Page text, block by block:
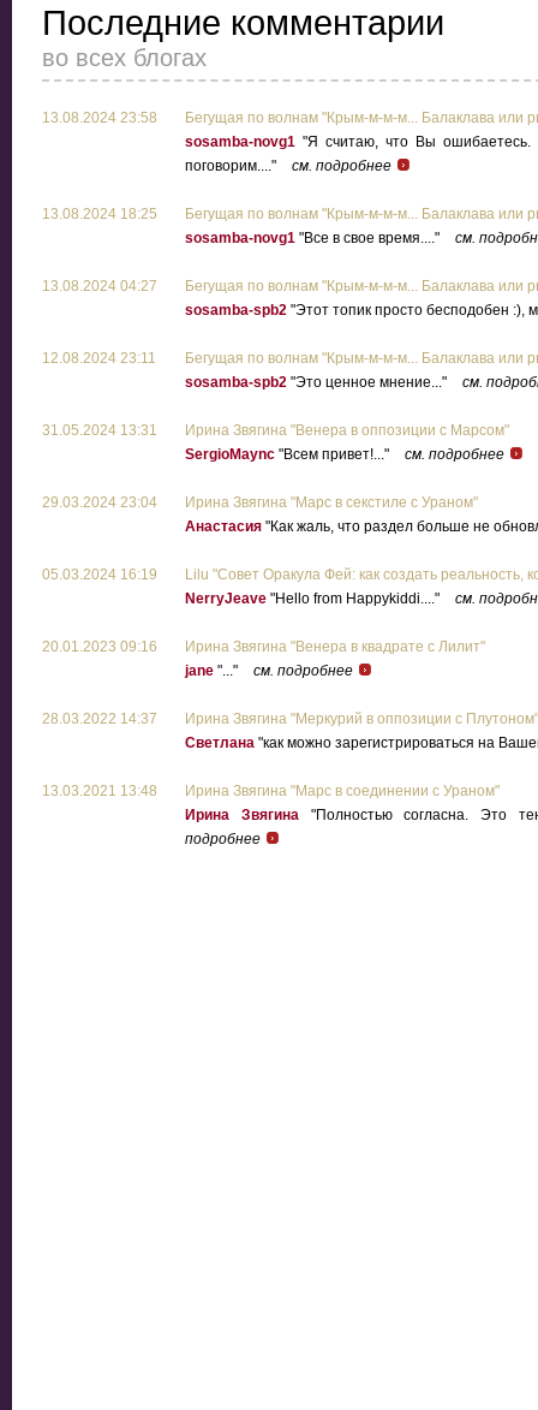
Последние комментарии
во всех блогах
13.08.2024 23:58
Бегущая по волнам "Крым-м-м-м... Балаклава или
sosamba-novg1 "Я считаю, что Вы
поговорим...."
см. подробнее
13.08.2024 18:25
Бегущая по волнам "Крым-м-м-м... Балаклава или
sosamba-novg1 "Все в свое время...." см.
13.08.2024 04:27
Бегущая по волнам "Крым-м-м-м... Балаклава или
sosamba-spb2 "Этот топик просто бесподобен :),
12.08.2024 23:11
Бегущая по волнам "Крым-м-м-м... Балаклава или
sosamba-spb2 "Это ценное мнение..." см.
31.05.2024 13:31
Ирина Звягина "Венера в оппозиции с Марсом"
SergioMaync "Всем привет!..." см. подробнее
29.03.2024 23:04
Ирина Звягина "Марс в секстиле с Ураном"
Анастасия "Как жаль, что раздел больше не
05.03.2024 16:19
Lilu "Совет Оракула Фей: как создать реальность,
NerryJeave "Hello from Happykiddi...." см.
20.01.2023 09:16
Ирина Звягина "Венера в квадрате с Лилит"
jane "..." см. подробнее
28.03.2022 14:37
Ирина Звягина "Меркурий в оппозиции с Плутоном"
Светлана "как можно зарегистрироваться на
13.03.2021 13:48
Ирина Звягина "Марс в соединении с Ураном"
Ирина Звягина"Полностью согласна. Это
подробнее